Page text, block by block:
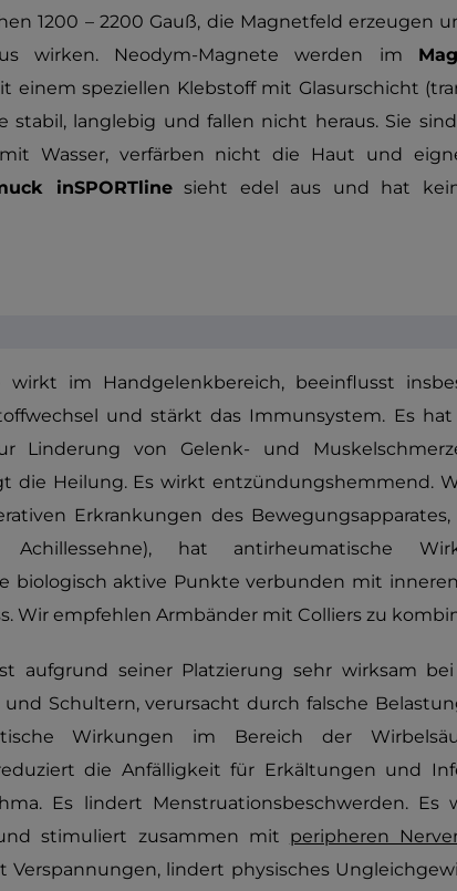
1200 – 2200 Gauß, die Magnetfeld erzeugen
wirken. Neodym-Magnete werden im
einem speziellen Klebstoff mit Glasurschicht
stabil, langlebig und fallen nicht heraus. Sie
Wasser, verfärben nicht die Haut und
inSPORTlinesieht edel aus und hat
wirkt im Handgelenkbereich, beeinflusst
und stärkt das Immunsystem. Es hat
Linderung von Gelenk- und
die Heilung. Es wirkt entzündungshemmend.
Erkrankungen des
Achillessehne), hat antirheumatische
biologisch aktive Punkte verbunden mit
Wir empfehlen Armbänder mit Colliers zu
aufgrund seiner Platzierung sehr wirksam
Schultern, verursacht durch falsche
Wirkungen im Bereich der
die Anfälligkeit für Erkältungen und
Es lindert Menstruationsbeschwerden. Es
stimuliert zusammen mit peripheren
Verspannungen, lindert physisches